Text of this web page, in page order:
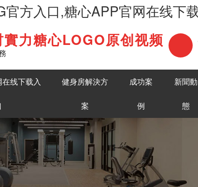
方入口,糖心APP官网在线下
English 在線谘詢
力糖心LOGO原创视频
线下载入 健身房解決方
案
成功案
例
新聞動
態